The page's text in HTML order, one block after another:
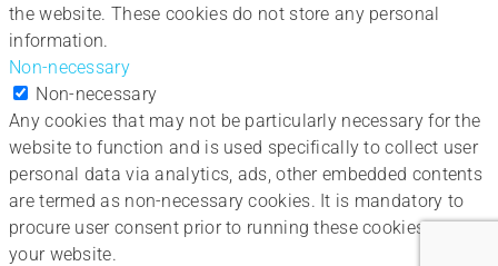
the website. These cookies do not store any personal
information.
Non-necessary
Non-necessary
Any cookies that may not be particularly necessary for the
website to function and is used specifically to collect user
personal data via analytics, ads, other embedded contents
are termed as non-necessary cookies. It is mandatory to
procure user consent prior to running these cookies on
your website.